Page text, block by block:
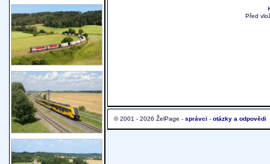
Před
© 2001 - 2026 ŽelPage - správci - otázky a odpovědi